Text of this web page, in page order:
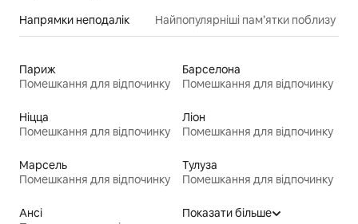
Напрямки неподалік Найпопулярніші пам’ятки поблизу
Париж
Помешкання для відпочинку
Барселона
Помешкання для відпочинку
Ніцца
Помешкання для відпочинку
Ліон
Помешкання для відпочинку
Марсель
Помешкання для відпочинку
Тулуза
Помешкання для відпочинку
Ансі
Показати більше